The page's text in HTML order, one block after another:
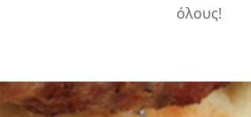
όλους!